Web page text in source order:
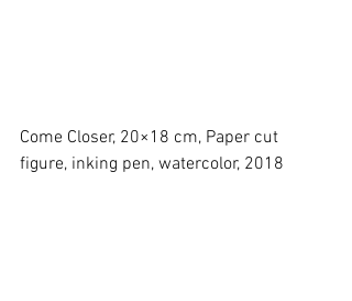
Come Closer, 20×18 cm, Paper cut
figure, inking pen, watercolor, 2018